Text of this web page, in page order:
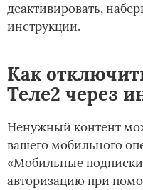
деактивировать,
инструкции.
Как
Теле2 через
Ненужный контент
вашего мобильного
«Мобильные
авторизацию при